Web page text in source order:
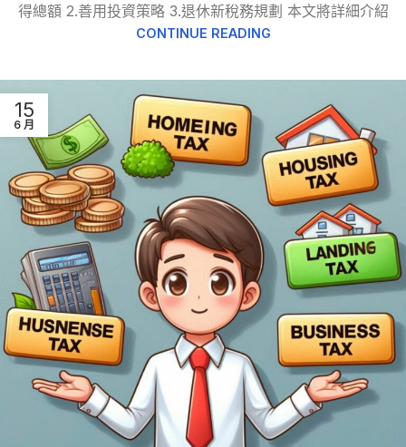
得總額 2.善用投資策略 3.退休新稅務規劃 本文將詳細介紹
CONTINUE READING
15
6 月